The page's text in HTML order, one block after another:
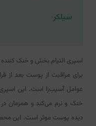
سیلکر
اسپری التیام بخش و خنک
برای مراقبت از پوست بعد از
عوامل آسیب‌زا است. این
خنک و نرم می‌کند و همزمان
دیده پوست موثر است. این